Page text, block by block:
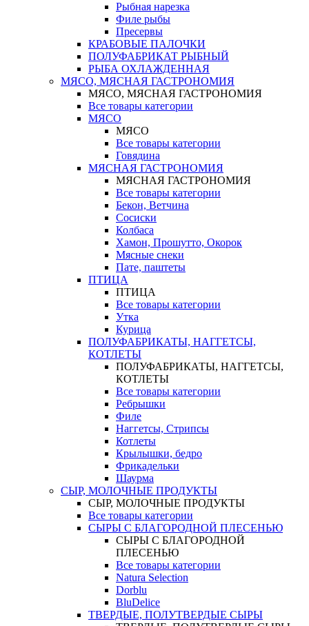
Рыбная нарезка
Филе рыбы
Пресервы
КРАБОВЫЕ ПАЛОЧКИ
ПОЛУФАБРИКАТ РЫБНЫЙ
РЫБА ОХЛАЖДЕННАЯ
МЯСО, МЯСНАЯ ГАСТРОНОМИЯ
МЯСО, МЯСНАЯ ГАСТРОНОМИЯ
Все товары категории
МЯСО
МЯСО
Все товары категории
Говядина
МЯСНАЯ ГАСТРОНОМИЯ
МЯСНАЯ ГАСТРОНОМИЯ
Все товары категории
Бекон, Ветчина
Сосиски
Колбаса
Хамон, Прошутто, Окорок
Мясные снеки
Пате, паштеты
ПТИЦА
ПТИЦА
Все товары категории
Утка
Курица
ПОЛУФАБРИКАТЫ, НАГГЕТСЫ,
КОТЛЕТЫ
ПОЛУФАБРИКАТЫ, НАГГЕТСЫ,
КОТЛЕТЫ
Все товары категории
Ребрышки
Филе
Наггетсы, Стрипсы
Котлеты
Крылышки, бедро
Фрикадельки
Шаурма
СЫР, МОЛОЧНЫЕ ПРОДУКТЫ
СЫР, МОЛОЧНЫЕ ПРОДУКТЫ
Все товары категории
СЫРЫ С БЛАГОРОДНОЙ ПЛЕСЕНЬЮ
СЫРЫ С БЛАГОРОДНОЙ
ПЛЕСЕНЬЮ
Все товары категории
Natura Selection
Dorblu
BluDelice
ТВЕРДЫЕ, ПОЛУТВЕРДЫЕ СЫРЫ